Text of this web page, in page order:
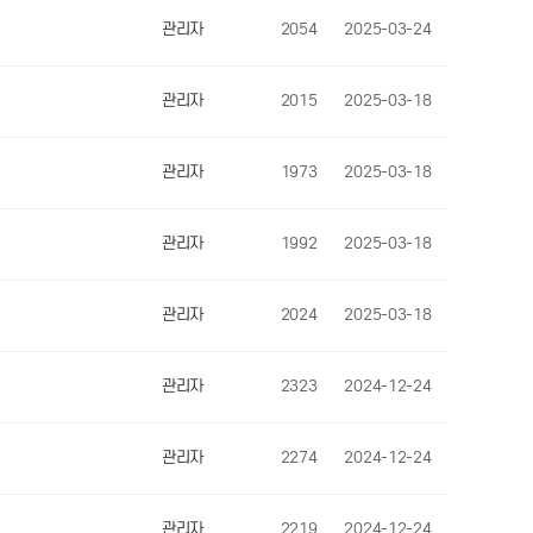
관리자 2054 2025-03-24
관리자 2015 2025-03-18
관리자 1973 2025-03-18
관리자 1992 2025-03-18
관리자 2024 2025-03-18
관리자 2323 2024-12-24
관리자 2274 2024-12-24
관리자 2219 2024-12-24